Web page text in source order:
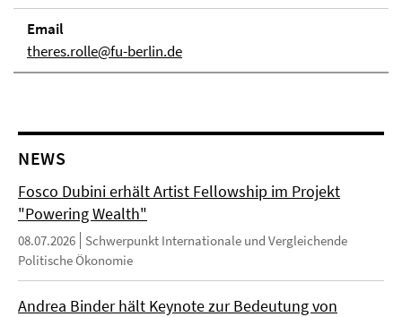
Email
theres.rolle@fu-berlin.de
NEWS
Fosco Dubini erhält Artist Fellowship im Projekt
"Powering Wealth"
08.07.2026
Schwerpunkt Internationale und Vergleichende
Politische Ökonomie
Andrea Binder hält Keynote zur Bedeutung von